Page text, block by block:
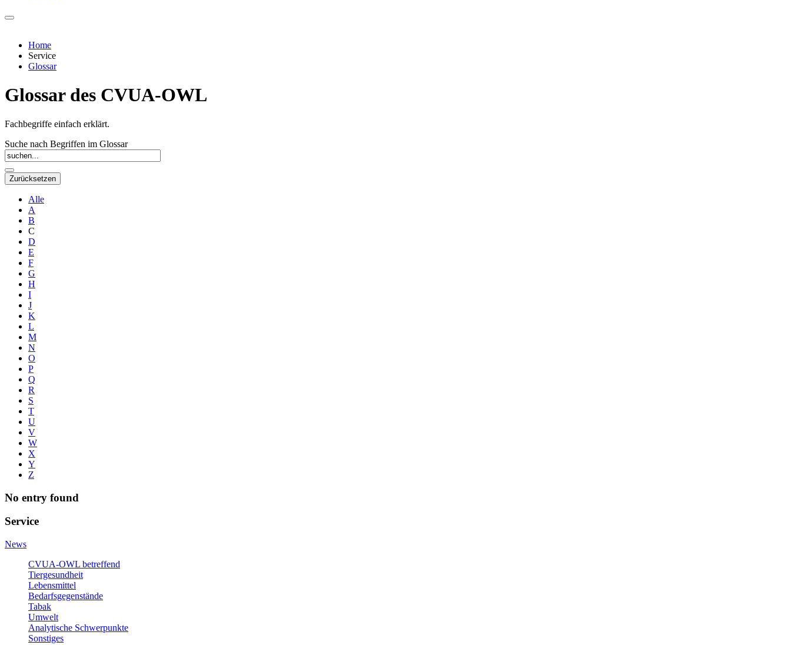
Home
Service
Glossar
Glossar des CVUA-OWL
Fachbegriffe einfach erklärt.
Suche nach Begriffen im Glossar
Alle
A
B
C
D
E
F
G
H
I
J
K
L
M
N
O
P
Q
R
S
T
U
V
W
X
Y
Z
No entry found
Service
News
CVUA-OWL betreffend
Tiergesundheit
Lebensmittel
Bedarfsgegenstände
Tabak
Umwelt
Analytische Schwerpunkte
Sonstiges